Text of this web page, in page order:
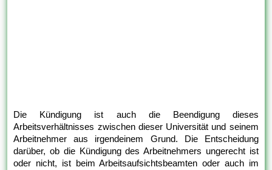
Die Kündigung ist auch die Beendigung dieses
Arbeitsverhältnisses zwischen dieser Universität und seinem
Arbeitnehmer aus irgendeinem Grund. Die Entscheidung
darüber, ob die Kündigung des Arbeitnehmers ungerecht ist
oder nicht, ist beim Arbeitsaufsichtsbeamten oder auch im